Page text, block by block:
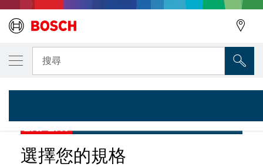
搜尋
...
適用於小型直角砂輪機的超耐久超硬磁磚專業款長效鑽石切削砂輪
EXPERT
選擇您的規格
您選取的款式
超耐久多材質專業系列 X-LOCK 鑽石切削砂
2 608 900 670